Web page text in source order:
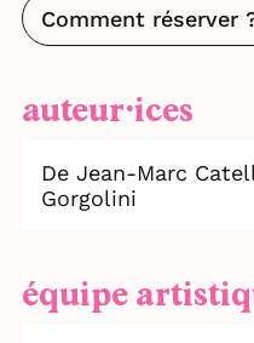
“Un vrai bijou. Un
reçu le prix coup
Une récompense
Catherine Wolff/
Comment réserver
auteur⸱ices
De Jean-Marc
Gorgolini
équipe